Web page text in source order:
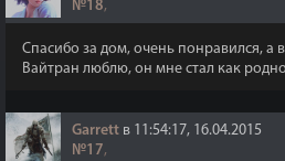
№18,
Спасибо за дом, очень понравился, а
Вайтран люблю, он мне стал как
Garrett в 11:54:17, 16.04.2015
№17,